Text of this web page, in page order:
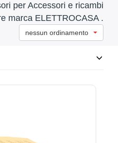
per Accessori e ricambi
marca ELETTROCASA .
nessun ordinamento